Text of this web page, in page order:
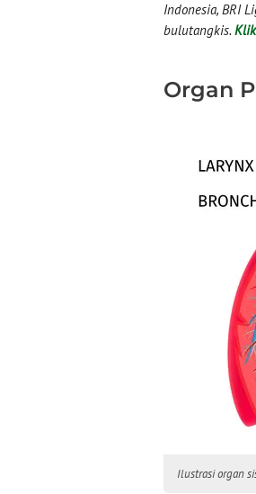
Indonesia, BRI
bulutangkis.
Organ
Ilustrasi organ